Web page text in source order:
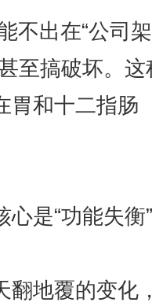
不出在“公司
至搞破坏。
胃和十二指肠
是“功能失
翻地覆的变化